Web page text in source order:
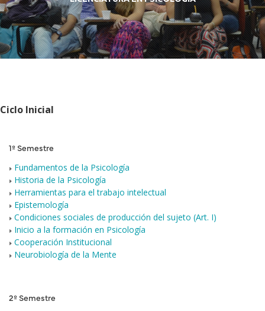
Ciclo Inicial
1º Semestre
Fundamentos de la Psicología
Historia de la Psicología
Herramientas para el trabajo intelectual
Epistemología
Condiciones sociales de producción del sujeto (Art. I)
Inicio a la formación en Psicología
Cooperación Institucional
Neurobiología de la Mente
2º Semestre